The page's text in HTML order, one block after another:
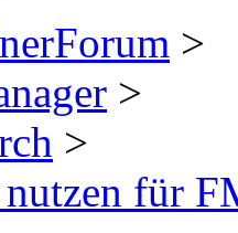
>
>
>
für